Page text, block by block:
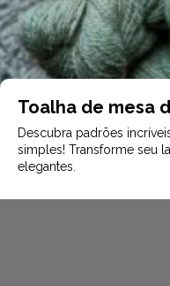
Toalha de mesa
Descubra padrões
simples! Transforme seu
elegantes.